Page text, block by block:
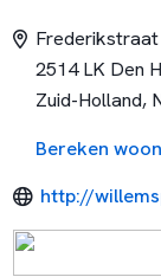
2514 LK Den
Zuid-Holland,
Bereken
http://